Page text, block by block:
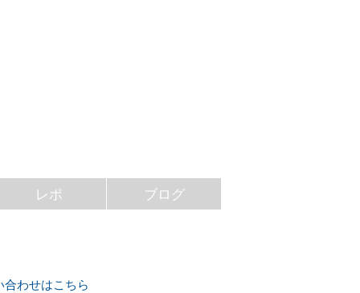
レポ ブログ
わせはこちら